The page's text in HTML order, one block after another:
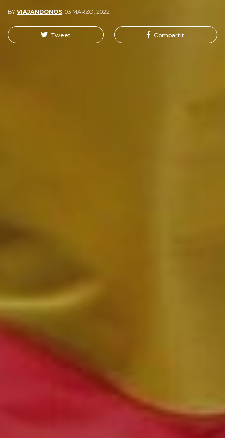
BY VIAJANDONOS, 03 MARZO, 2022
Tweet Compartir